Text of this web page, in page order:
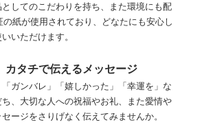
してのこだわりを持ち、また環境にも配
紙が使用されており、どなたにも安心し
いただけます。
カタチで伝えるメッセージ
「ガンバレ」「嬉しかった」「幸運を」な
ち、大切な人への祝福やお礼、また愛情や
ージをさりげなく伝えてみませんか。